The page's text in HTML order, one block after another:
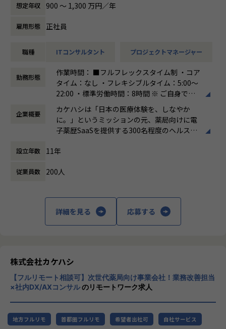
・CTO・チーフアーキテクト・VPoTが語り明かす、カケハ
シの技術戦略と組織ビジョン
https://kakehashi-dev.hatenablog.com/entry/2025/05/
■カケハシについて
日本の医療現場が抱える課題は複雑であり、テクノロジーの
力が不可欠です。
私たちは、医療という難易度の高い課題に向き合い、生成AI
をはじめとする最新技術を積極的に活用しながら、泥臭い部
分にも積極的に向き合っています。
し、「医療体験が日々進化する世界の実現」をミッションに
カケハシのエンジニアとして得られる経験
て関わることができる
・事業の成長性: 180名規模の開発組織で、大規模サービスの
開発・運用に携われる
会社の規定に準ずる
ランスフォーメーション
・キッティング、配送、店舗での配線・設置 等、自ら深く実
務への理解を進め、現場特有の複雑なオペレーション課題を
・その上で、現場の暗黙知を形式知化や、現状の非効率なOP
抜本的なBPRを通じて、生成AIも活用した劇的な高生産性
OPSへとトランスフォーメーションさせる。
②自立的かつ高生産な組織/人材への強化
・現場のチーフ層やメンバーに対し、カケハシの思想（Valu
e）に基づいたマインドセットを醸成しながら、高い透明性
寄り添い型のコーチングを行い、具体的な生産性向上への
推進ができる人材・組織を開発する。
「ゼロタッチ導入（非訪問型）」でのデリバリーモデルの
要件を定義し、実現する。
機能分担を最適化し、全国規模の拡大に耐えうるデリバリー
想定年収 900 〜 1,300 万円／年
雇用形態 正社員
職種 ITコンサルタント プロジェクトマネージャー
勤務形態
作業時間： ■フルフレックスタイム制 ・コア
タイム：なし ・フレキシブルタイム：5:00～
22:00 ・標準労働時間：8時間 ※ ご自身で働
く時間を選択していただけます。
働き方：フルフレックス制
時間外労働の有無： 有（月平均20時間）
休憩時間： 60分
企業概要
カケハシは「日本の医療体験を、しなやか
に。」というミッションの元、薬局向けに電
子薬歴SaaSを提供する300名程度のヘルスケ
国で約5万5千店）存在する薬局ですが、まだ
に成長可能性が高いマーケットでもありま
す。
患者の健康に寄り添える場所として、薬局か
業にも取り組み始めています。
#薬局体験アシスタント｜Musubi
#薬局経営”見える化”クラウド｜Musubi Insi
ght
＃医薬品在庫管理・発注システム｜Musubi A
設立年数 11年
従業員数 200人
詳細を見る 応募する
株式会社カケハシ
【フルリモート相談可】次世代薬局向け事業会社！業務改善担当
×社内DX/AXコンサルのリモートワーク求人
地方フルリモ 首都圏フルリモ 希望者出社可 自社サービス